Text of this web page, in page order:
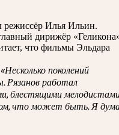
режиссёр Илья Ильин.
дирижёр
что фильмы Эльдара
«Несколько поколений
Рязанов работал
блестящими
что может быть. Я